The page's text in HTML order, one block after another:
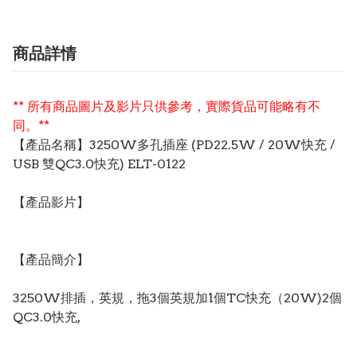
商品詳情
** 所有商品圖片及影片只供參考，實際貨品可能略有不
同。**
【產品名稱】3250W多孔插座 (PD22.5W / 20W快充 /
USB 雙QC3.0快充) ELT-0122
【產品影片】
【產品簡介】
3250W排插，英規，拖3個英規加1個TC快充（20W)2個
QC3.0快充,